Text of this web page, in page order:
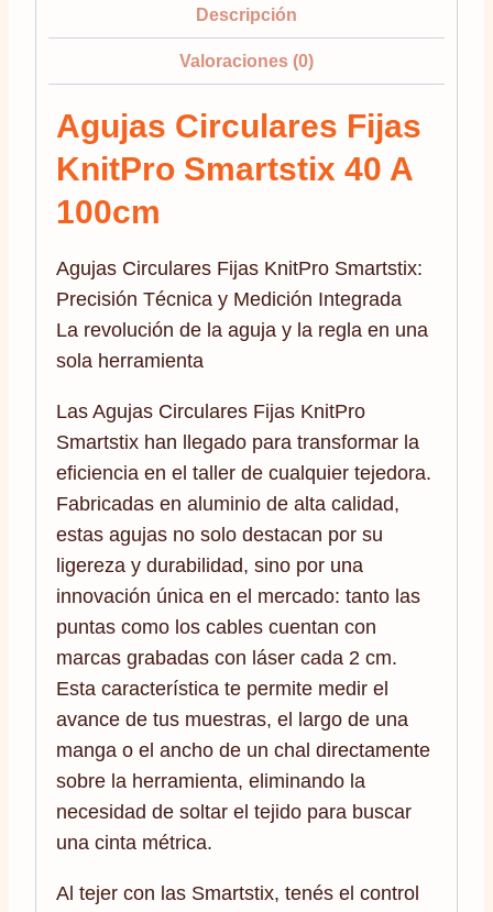
Descripción
Valoraciones (0)
Agujas Circulares Fijas
KnitPro Smartstix 40 A
100cm
Agujas Circulares Fijas KnitPro Smartstix:
Precisión Técnica y Medición Integrada
La revolución de la aguja y la regla en una
sola herramienta
Las Agujas Circulares Fijas KnitPro
Smartstix han llegado para transformar la
eficiencia en el taller de cualquier tejedora.
Fabricadas en aluminio de alta calidad,
estas agujas no solo destacan por su
ligereza y durabilidad, sino por una
innovación única en el mercado: tanto las
puntas como los cables cuentan con
marcas grabadas con láser cada 2 cm.
Esta característica te permite medir el
avance de tus muestras, el largo de una
manga o el ancho de un chal directamente
sobre la herramienta, eliminando la
necesidad de soltar el tejido para buscar
una cinta métrica.
Al tejer con las Smartstix, tenés el control